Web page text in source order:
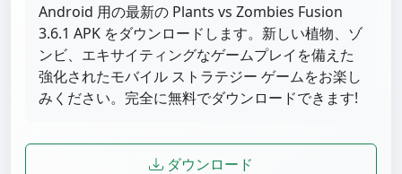
Android 用の最新の Plants vs Zombies Fusion
3.6.1 APK をダウンロードします。新しい植物、ゾ
ンビ、エキサイティングなゲームプレイを備えた
強化されたモバイル ストラテジー ゲームをお楽し
みください。完全に無料でダウンロードできます!
ダウンロード